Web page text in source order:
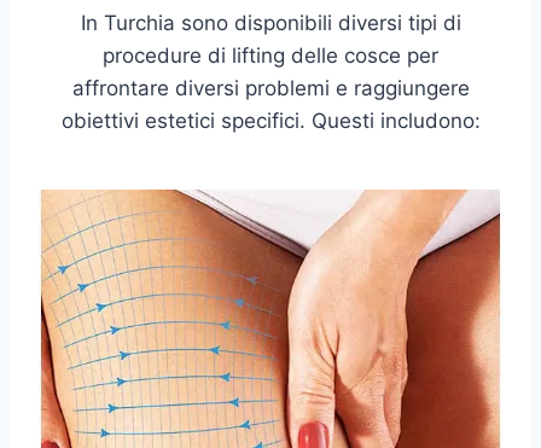
In Turchia sono disponibili diversi tipi di
procedure di lifting delle cosce per
affrontare diversi problemi e raggiungere
obiettivi estetici specifici. Questi includono: